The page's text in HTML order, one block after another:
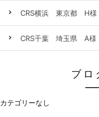
CRS横浜 東京都 H様
CRS千葉 埼玉県 A様
ブロ
カテゴリーなし